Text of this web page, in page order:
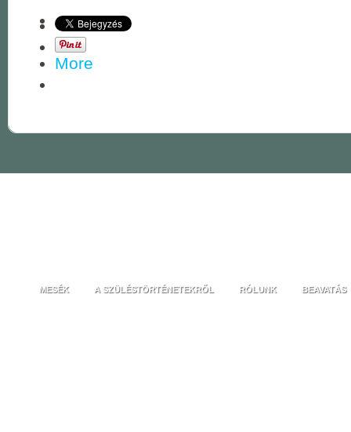
More
MESÉK A SZÜLÉSTÖRTÉNETEKRŐL RÓLUNK BEAVATÁS